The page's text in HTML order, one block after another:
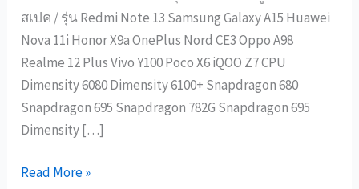
สเปค / รุ่น Redmi Note 13 Samsung Galaxy A15 Huawei
Nova 11i Honor X9a OnePlus Nord CE3 Oppo A98
Realme 12 Plus Vivo Y100 Poco X6 iQOO Z7 CPU
Dimensity 6080 Dimensity 6100+ Snapdragon 680
Snapdragon 695 Snapdragon 782G Snapdragon 695
Dimensity […]
Read More »